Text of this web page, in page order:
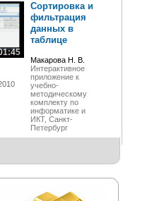
Сортировка и
фильтрация
данных в
таблице
Макарова Н. В.
Интерактивное
приложение к
учебно-
методическому
комплекту по
информатике и
ИКТ, Санкт-
Петербург